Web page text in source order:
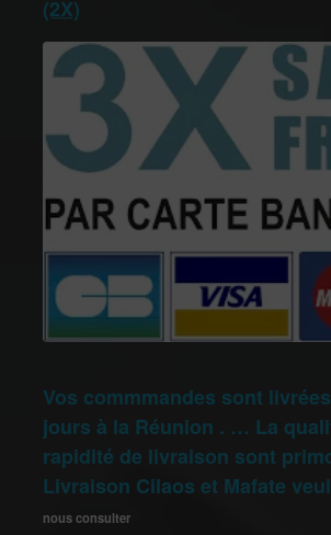
(2X)
Vos commmandes sont
jours à la Réunion . … La
rapidité de livraison sont
Livraison Cilaos et Mafate
nous consulter